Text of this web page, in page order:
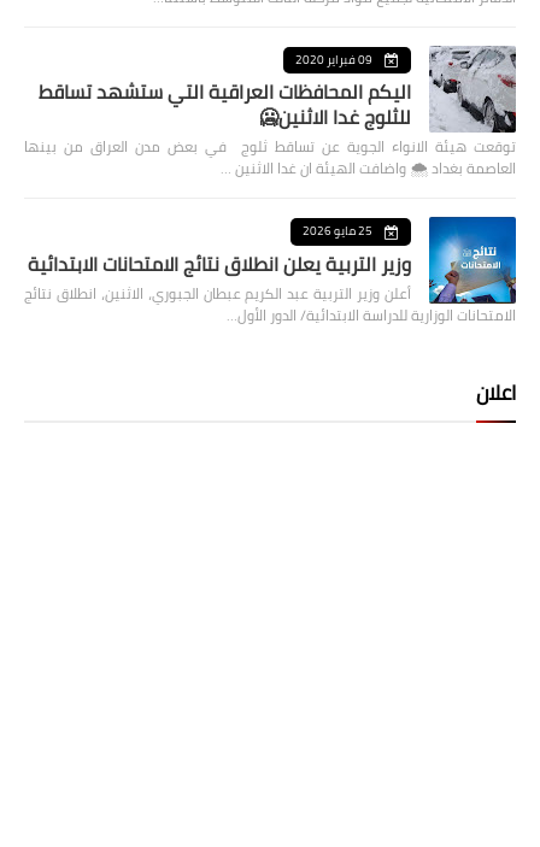
09 فبراير 2020
اليكم المحافظات العراقية التي ستشهد تساقط
للثلوج غدا الاثنين🥶
توقعت هيئة الانواء الجوية عن تساقط ثلوج في بعض مدن العراق من بينها
العاصمة بغداد ⁦🌨️⁩ واضافت الهيئة ان غدا الاثنين …
25 مايو 2026
وزير التربية يعلن انطلاق نتائج الامتحانات الابتدائية
أعلن وزير التربية عبد الكريم عبطان الجبوري، الاثنين، انطلاق نتائج
الامتحانات الوزارية للدراسة الابتدائية/ الدور الأول…
اعلان